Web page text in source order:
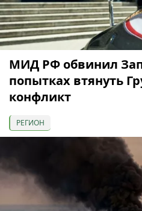
МИД РФ обвинил
попытках втянуть
конфликт
РЕГИОН